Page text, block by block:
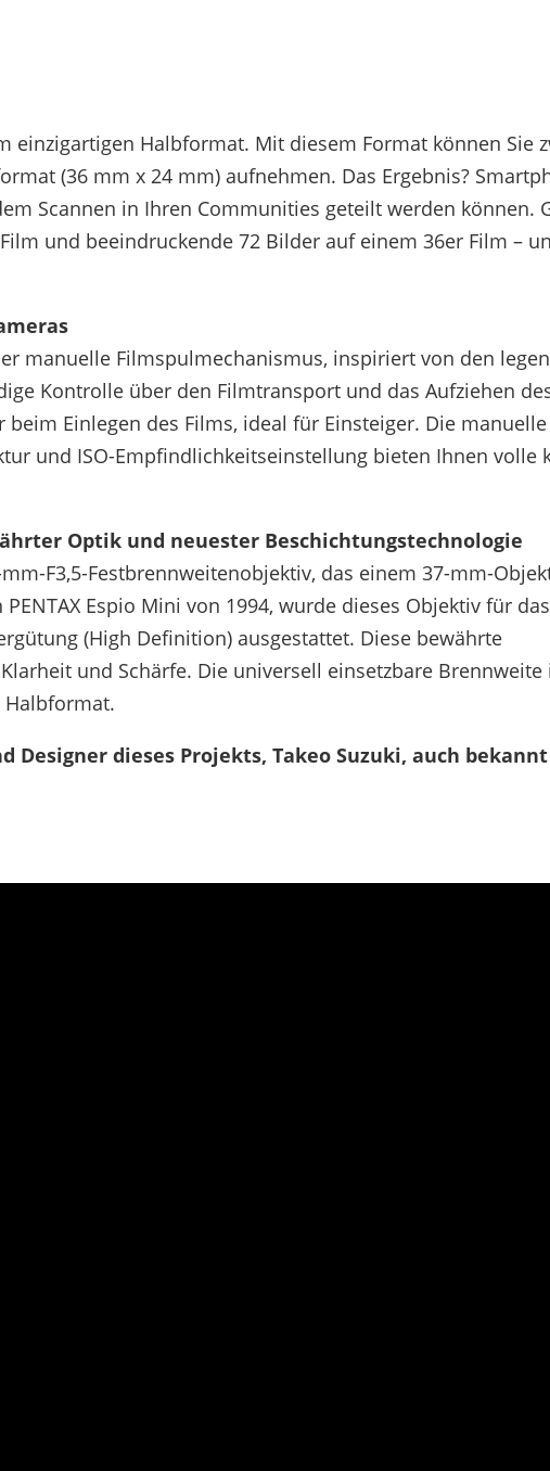
einzigartigen Halbformat. Mit diesem Format können Sie
(36 mm x 24 mm) aufnehmen. Das Ergebnis?
Scannen in Ihren Communities geteilt werden können.
und beeindruckende 72 Bilder auf einem 36er Film –
manuelle Filmspulmechanismus, inspiriert von den
Kontrolle über den Filmtransport und das Aufziehen
Einlegen des Films, ideal für Einsteiger. Die manuelle
und ISO-Empfindlichkeitseinstellung bieten Ihnen volle
Optik und neuester Beschichtungstechnologie
F3,5-Festbrennweitenobjektiv, das einem 37-mm-
Espio Mini von 1994, wurde dieses Objektiv für das
(High Definition) ausgestattet. Diese bewährte
und Schärfe. Die universell einsetzbare Brennweite
Halbformat.
dieses Projekts, Takeo Suzuki, auch bekannt